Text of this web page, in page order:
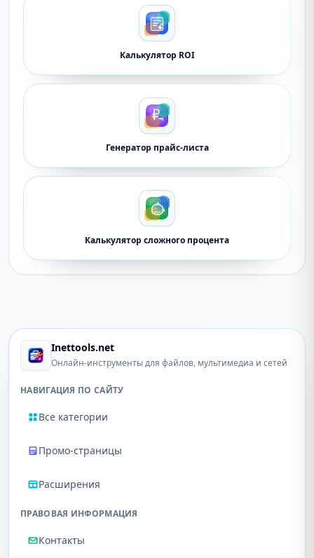
Калькулятор ROI
Генератор прайс-листа
Калькулятор сложного процента
Inettools.net
Онлайн-инструменты для файлов, мультимедиа и сетей
НАВИГАЦИЯ ПО САЙТУ
Все категории
Промо-страницы
Расширения
ПРАВОВАЯ ИНФОРМАЦИЯ
Контакты